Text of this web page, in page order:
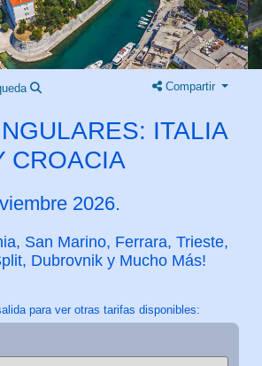
Compartir
ITALIA
CROACIA
2026.
San Marino, Ferrara, Trieste,
Dubrovnik y Mucho Más!
para ver otras tarifas disponibles: